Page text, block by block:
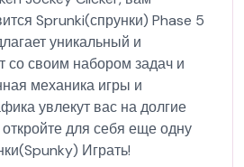
Sprunki(спрунки) Phase 5
уникальный и
со своим набором задач и
механика игры и
увлекут вас на долгие
для себя еще одну
Играть!